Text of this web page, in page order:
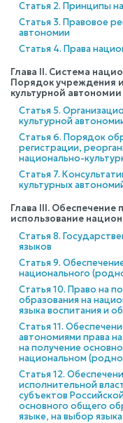
Статья 2. Принципы
Статья 3. Правовое
автономии
Статья 4. Права
Глава II. Система
Порядок учреждения
культурной автономии
Статья 5.
культурной
Статья 6. Порядок
регистрации,
национально-
Статья 7.
культурных
Глава III. Обеспечение
использование
Статья 8.
языков
Статья 9.
национального
Статья 10. Право на
образования на
языка воспитания и
Статья 11.
автономиями права
на получение
национальном
Статья 12.
исполнительной
субъектов
основного общего
языке, на выбор